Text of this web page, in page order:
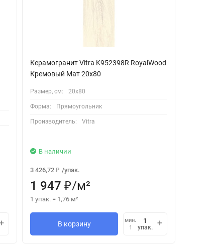
Керамогранит Vitra K952398R RoyalWood
Кремовый Мат 20х80
Размер, см: 20х80
Форма: Прямоугольник
Производитель: Vitra
В наличии
3 426,72 ₽ /упак.
1 947 ₽/м²
1 упак. = 1,76 м²
В корзину
мин.
1
упак.